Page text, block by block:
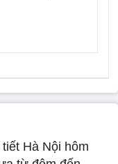
Hà Nội hôm